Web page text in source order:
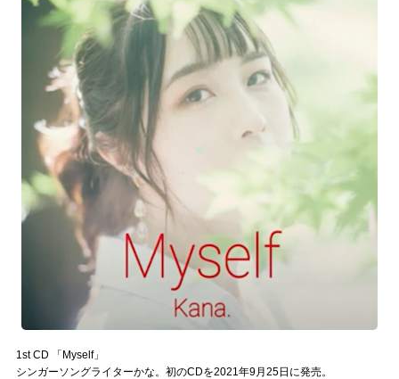
1st CD 「Myself」
シンガーソングライターかな。初のCDを2021年9月25日に発売。